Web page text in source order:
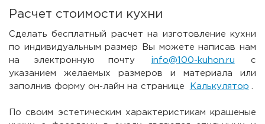
Расчет стоимости кухни
Сделать бесплатный расчет на изготовление кухни
по индивидуальным размер Вы можете написав нам
на электронную почту
info@100-kuhon.ru
с
указанием желаемых размеров и материала или
заполнив форму он-лайн на странице
Калькулятор
По своим эстетическим характеристикам крашеные